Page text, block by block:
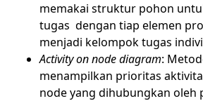
memakai struktur pohon
tugas dengan tiap elemen
menjadi kelompok tugas
Activity on node diagram:
menampilkan prioritas
node yang dihubungkan oleh